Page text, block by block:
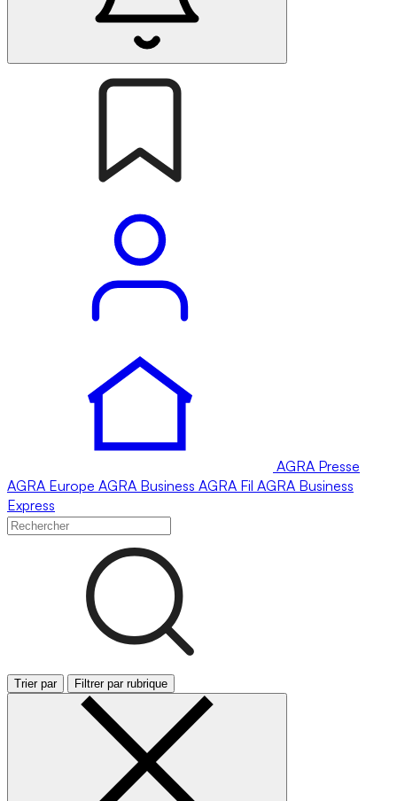
AGRA Presse
AGRA Europe AGRA Business AGRA Fil AGRA Business
Express
Trier par Filtrer par rubrique